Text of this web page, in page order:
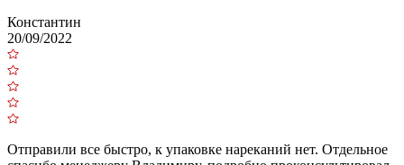
Константин
20/09/2022
Отправили все быстро, к упаковке нареканий нет. Отдельное